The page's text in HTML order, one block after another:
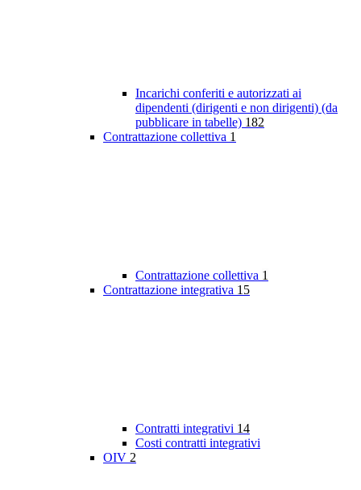
Incarichi conferiti e autorizzati ai
dipendenti (dirigenti e non dirigenti) (da
pubblicare in tabelle) 182
Contrattazione collettiva 1
Contrattazione collettiva 1
Contrattazione integrativa 15
Contratti integrativi 14
Costi contratti integrativi
OIV 2